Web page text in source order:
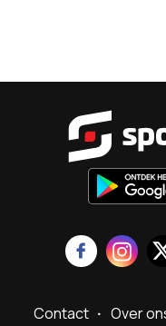
Contact Over